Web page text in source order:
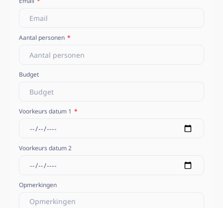
Aantal personen
Budget
Voorkeurs datum 1
Voorkeurs datum 2
Opmerkingen